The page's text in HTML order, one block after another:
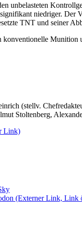
unbelasteten
niedriger. Der
TNT und seiner
(stellv.
Stoltenberg,
Link)
(Externer Link, Link